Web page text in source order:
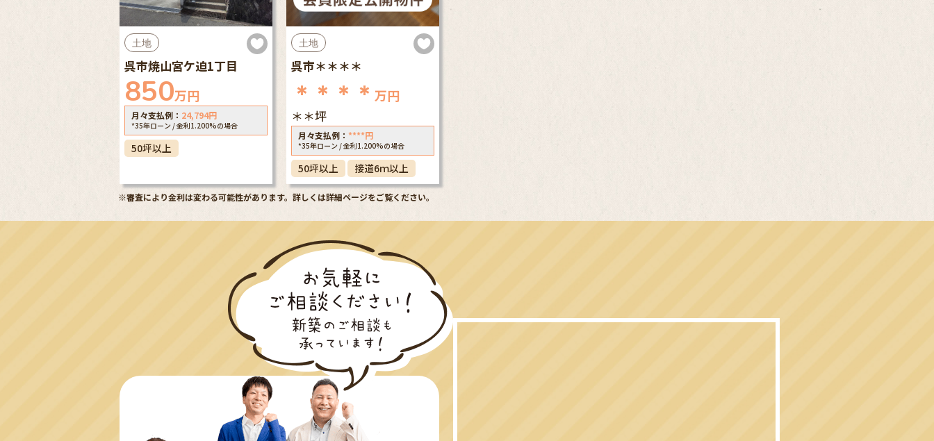
土地
呉市焼山宮ケ迫1丁目
850万円
月々支払例： 24,794円
*35年ローン / 金利1.200%の場合
50坪以上
土地
呉市＊＊＊＊
＊＊＊＊ 万円
＊＊坪
月々支払例： ****円
*35年ローン / 金利1.200%の場合
50坪以上 接道6ｍ以上
※審査により金利は変わる可能性があります。 詳しくは詳細ページをご覧ください。